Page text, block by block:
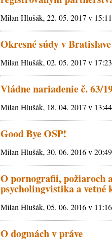
Milan Hlušák, 22. 05. 2017 v 15:11
Okresné súdy v
Milan Hlušák, 02. 05. 2017 v 17:23
Vládne nariadenie č. 63/
Milan Hlušák, 18. 04. 2017 v 13:44
Good Bye OSP!
Milan Hlušák, 30. 06. 2016 v 20:49
O pornografii, požiaroch
psycholingvistika a vetné
Milan Hlušák, 05. 06. 2016 v 11:16
O dogmách v práve